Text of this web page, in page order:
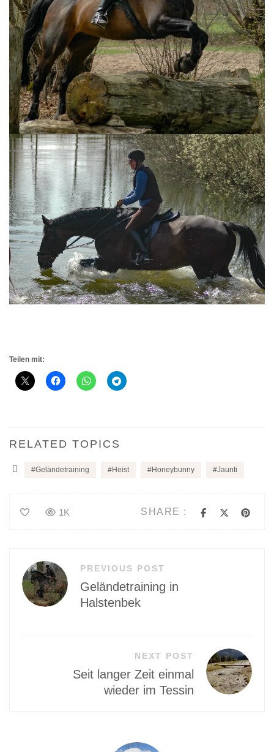
Teilen mit:
RELATED TOPICS
Geländetraining Heist Honeybunny Jaunti
SHARE :
1K
Beitragsnavigation
PREVIOUS POST
Geländetraining in
Halstenbek
NEXT POST
Seit langer Zeit einmal
wieder im Tessin